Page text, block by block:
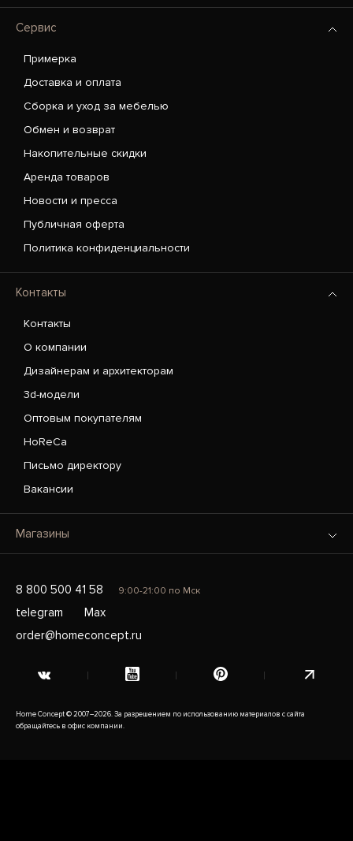
Сервис
Примерка
Доставка и оплата
Сборка и уход за мебелью
Обмен и возврат
Накопительные скидки
Аренда товаров
Новости и пресса
Публичная оферта
Политика конфиденциальности
Контакты
Контакты
О компании
Дизайнерам и архитекторам
3d-модели
Оптовым покупателям
HoReCa
Письмо директору
Вакансии
Магазины
8 800 500 41 58 9:00-21:00 по Мск
telegram
Max
order@homeconcept.ru
Home Concept © 2007–2026. За разрешением по использованию материалов с сайта
обращайтесь в офис компании.